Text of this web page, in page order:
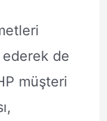
ederek de
müşteri